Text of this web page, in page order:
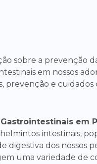
sobre a prevenção
em nossos
prevenção e
em
intestinais,
digestiva dos nossos
uma variedade de